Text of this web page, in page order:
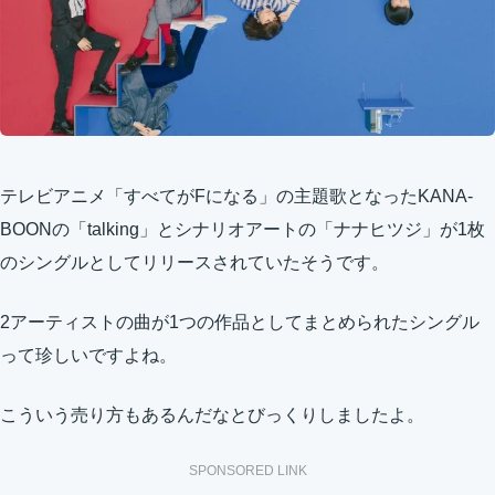
テレビアニメ「すべてがFになる」の主題歌となったKANA-
BOONの「talking」とシナリオアートの「ナナヒツジ」が1枚
のシングルとしてリリースされていたそうです。
2アーティストの曲が1つの作品としてまとめられたシングル
って珍しいですよね。
こういう売り方もあるんだなとびっくりしましたよ。
SPONSORED LINK